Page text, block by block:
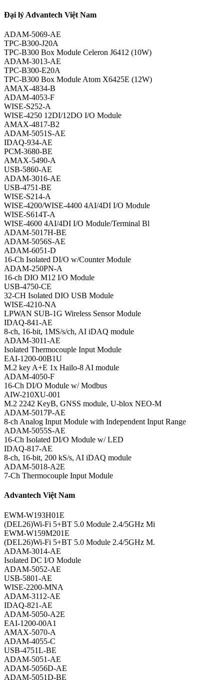
Đại lý Advantech Việt Nam
ADAM-5069-AE
TPC-B300-J20A
TPC-B300 Box Module Celeron J6412 (10W)
ADAM-3013-AE
TPC-B300-E20A
TPC-B300 Box Module Atom X6425E (12W)
AMAX-4834-B
ADAM-4053-F
WISE-S252-A
WISE-4250 12DI/12DO I/O Module
AMAX-4817-B2
ADAM-5051S-AE
IDAQ-934-AE
PCM-3680-BE
AMAX-5490-A
USB-5860-AE
ADAM-3016-AE
USB-4751-BE
WISE-S214-A
WISE-4200/WISE-4400 4AI/4DI I/O Module
WISE-S614T-A
WISE-4600 4AI/4DI I/O Module/Terminal Bl
ADAM-5017H-BE
ADAM-5056S-AE
ADAM-6051-D
16-Ch Isolated DI/O w/Counter Module
ADAM-250PN-A
16-ch DIO M12 I/O Module
USB-4750-CE
32-CH Isolated DIO USB Module
WISE-4210-NA
LPWAN SUB-1G Wireless Sensor Module
IDAQ-841-AE
8-ch, 16-bit, 1MS/s/ch, AI iDAQ module
ADAM-3011-AE
Isolated Thermocouple Input Module
EAI-1200-00B1U
M.2 key A+E 1x Hailo-8 AI module
ADAM-4050-F
16-Ch DI/O Module w/ Modbus
AIW-210XU-001
M.2 2242 KeyB, GNSS module, U-blox NEO-M
ADAM-5017P-AE
8-ch Analog Input Module with Independent Input Range
ADAM-5055S-AE
16-Ch Isolated DI/O Module w/ LED
IDAQ-817-AE
8-ch, 16-bit, 200 kS/s, AI iDAQ module
ADAM-5018-A2E
7-Ch Thermocouple Input Module
Advantech Việt Nam
EWM-W193H01E
(DEL26)Wi-Fi 5+BT 5.0 Module 2.4/5GHz Mi
EWM-W159M201E
(DEL26)Wi-Fi 5+BT 5.0 Module 2.4/5GHz M.
ADAM-3014-AE
Isolated DC I/O Module
ADAM-5052-AE
USB-5801-AE
WISE-2200-MNA
ADAM-3112-AE
IDAQ-821-AE
ADAM-5050-A2E
EAI-1200-00A1
AMAX-5070-A
ADAM-4055-C
USB-4751L-BE
ADAM-5051-AE
ADAM-5056D-AE
ADAM-5051D-BE